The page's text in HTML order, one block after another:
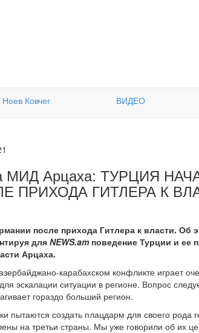
Ноев Ковчег ВИДЕО
МИД Арцаха: ТУРЦИЯ
ПРИХОДА ГИТЛЕРА К
после прихода Гитлера к власти.
для NEWS.amповедение Турции и ее
Арцаха.
карабахском конфликте играет
эскалации ситуации в регионе. Вопрос
гораздо больший регион.
пытаются создать плацдарм для своего рода
на третьи страны. Мы уже говорили об их